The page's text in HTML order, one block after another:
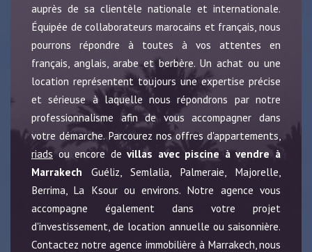
auprès de sa clientèle nationale et internationale.
Équipée de collaborateurs marocains et français, nous
pourrons répondre à toutes à vos attentes en
français, anglais, arabe et berbère. Un achat ou une
location représentent toujours une expertise précise
et sérieuse à laquelle nous répondrons par notre
professionnalisme afin de vous accompagner dans
votre démarche. Parcourez nos offres d'appartements,
riads ou encore devillas avec piscine à vendre à
Marrakech Guéliz, Semlalia, Palmeraie, Majorelle,
Berrima, La Ksour ou environs. Notre agence vous
accompagne également dans votre projet
d'investissement, de location annuelle ou saisonnière.
Contactez notre agence immobilière à Marrakech, nous